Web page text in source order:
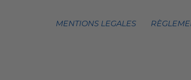
MENTIONS LEGALES